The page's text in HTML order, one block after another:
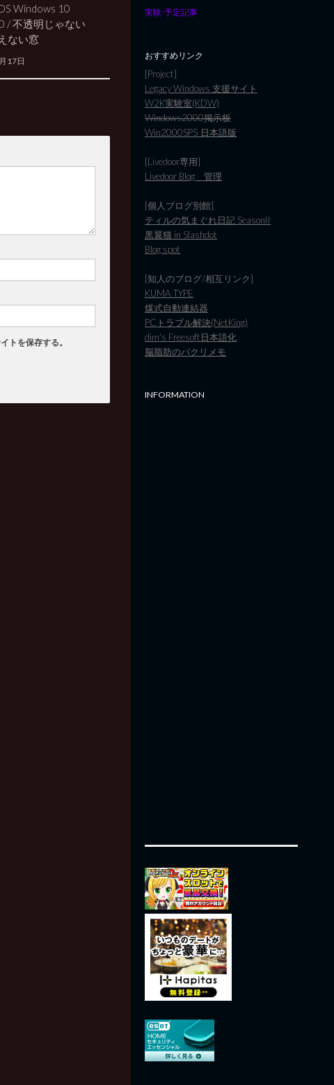
Windows 10
/ 不透明じゃない
ない窓
17日
トを保存する。
実験/予定記事
おすすめリンク
[Project]
Legacy Windows 支援サイト
W2K実験室(KDW)
Windows2000掲示板
Win2000SP5 日本語版
[Livedoor専用]
Livedoor Blog 管理
[個人ブログ別館]
ティルの気まぐれ日記 SeasonII
黒翼猫 in Slashdot
Blog spot
[知人のブログ/相互リンク]
KUMA TYPE
煤式自動連結器
PCトラブル解決(NetKing)
dim's Freesoft日本語化
脳脂肪のパクリメモ
INFORMATION